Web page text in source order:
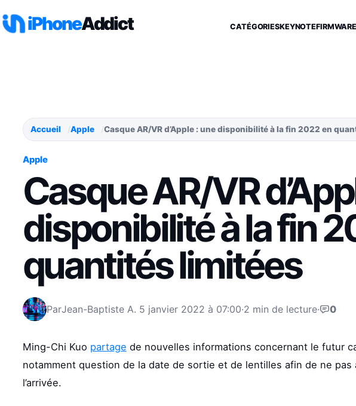
iPhoneAddict CATÉGORIESKEYNOTE
Accueil Apple Casque AR/VR d’Apple : une disponibilité à la fin 2022 en
Apple
Casque AR/VR
disponibilité à la fin
quantités limitées
ParJean-Baptiste A. 5 janvier 2022 à 07:00·2 min de lecture· 0
Ming-Chi Kuo partage de nouvelles informations concernant le futur
notamment question de la date de sortie et de lentilles afin de ne
l’arrivée.